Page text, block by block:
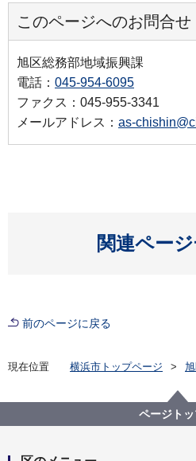
このページへのお問合せ
旭区総務部地域振興課
電話： 045-954-6095
ファクス：045-955-3341
メールアドレス： as-
関連ペー
前のページに戻る
現在位置 横浜市トップページ
自治会町内
連合自治会町内会連絡協議
令和５年度 定例会
ページト